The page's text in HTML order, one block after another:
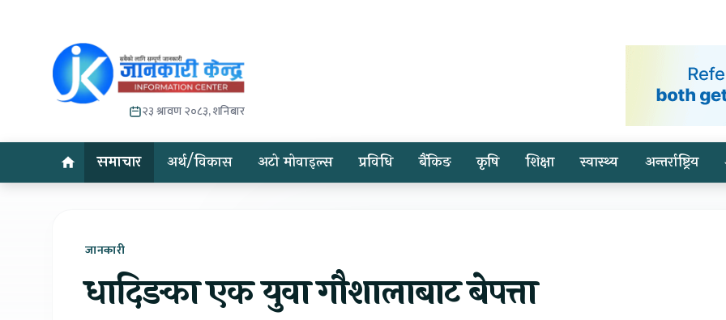
२३ श्रावण २०८३, शनिबार
समाचार अर्थ/विकास अटो मोवाइल्स प्रविधि बैंकिङ कृषि शिक्षा स्वास्थ्य अन्तर्राष्ट्रिय
जानकारी
धादिङका एक युवा गौशालाबाट बेपत्ता